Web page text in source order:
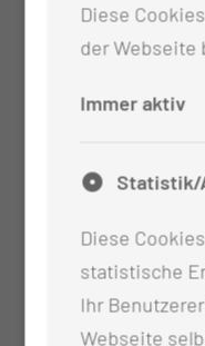
Diese
der Webseite
Immer aktiv
Statistik/
Diese
statistische
Ihr
Webseite